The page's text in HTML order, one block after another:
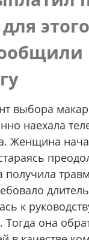
выбора
наехала
Женщина
к
она